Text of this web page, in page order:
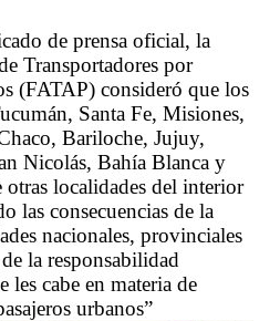
de prensa oficial, la
Transportadores por
(FATAP) consideró que los
Santa Fe, Misiones,
Bariloche, Jujuy,
Nicolás, Bahía Blanca y
localidades del interior
las consecuencias de la
nacionales, provinciales
la responsabilidad
les cabe en materia de
urbanos”